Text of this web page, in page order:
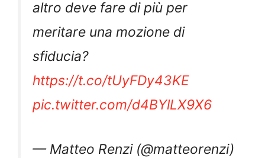
altro deve fare di più per
meritare una mozione di
sfiducia?
https://t.co/tUyFDy43KE
pic.twitter.com/d4BYlLX9X6
— Matteo Renzi (@matteorenzi)